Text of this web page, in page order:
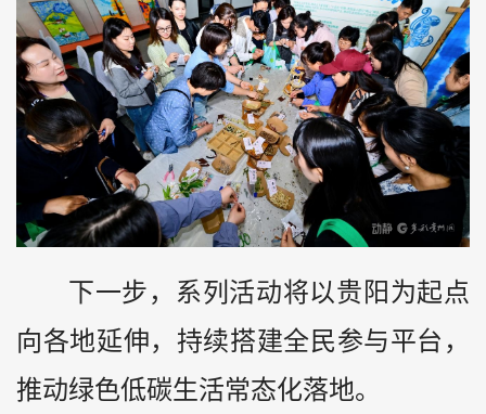
下一步，系列活动将以贵阳为起点
向各地延伸，持续搭建全民参与平台，
推动绿色低碳生活常态化落地。